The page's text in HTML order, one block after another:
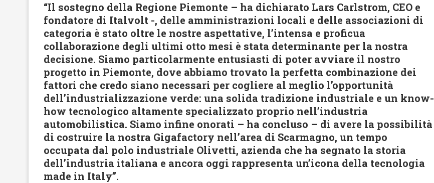
“Il sostegno della Regione Piemonte – ha dichiarato Lars Carlstrom, CEO e
fondatore di Italvolt -, delle amministrazioni locali e delle associazioni di
categoria è stato oltre le nostre aspettative, l’intensa e proficua
collaborazione degli ultimi otto mesi è stata determinante per la nostra
decisione. Siamo particolarmente entusiasti di poter avviare il nostro
progetto in Piemonte, dove abbiamo trovato la perfetta combinazione dei
fattori che credo siano necessari per cogliere al meglio l’opportunità
dell’industrializzazione verde: una solida tradizione industriale e un know-
how tecnologico altamente specializzato proprio nell’industria
automobilistica. Siamo infine onorati – ha concluso – di avere la possibilità
di costruire la nostra Gigafactory nell’area di Scarmagno, un tempo
occupata dal polo industriale Olivetti, azienda che ha segnato la storia
dell’industria italiana e ancora oggi rappresenta un’icona della tecnologia
made in Italy”.